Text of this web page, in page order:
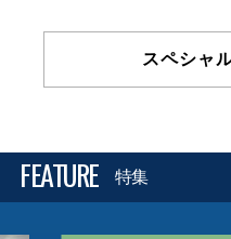
スペシャ
FEATURE 特集